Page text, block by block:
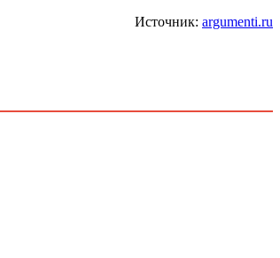
Источник: argumenti.ru